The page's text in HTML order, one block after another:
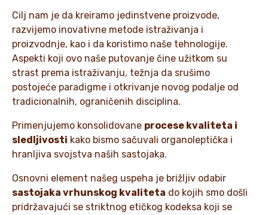
Cilj nam je da kreiramo jedinstvene proizvode,
razvijemo inovativne metode istraživanja i
proizvodnje, kao i da koristimo naše tehnologije.
Aspekti koji ovo naše putovanje čine užitkom su
strast prema istraživanju, težnja da srušimo
postojeće paradigme i otkrivanje novog podalje od
tradicionalnih, ograničenih disciplina.
Primenjujemo konsolidovane procese kvaliteta i
sledljivosti kako bismo sačuvali organoleptička i
hranljiva svojstva naših sastojaka.
Osnovni element našeg uspeha je brižljiv odabir
sastojaka vrhunskog kvaliteta do kojih smo došli
pridržavajući se striktnog etičkog kodeksa koji se